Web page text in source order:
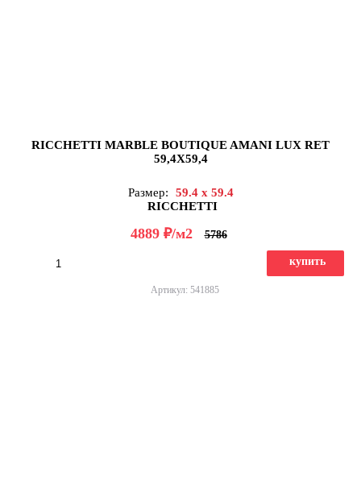
RICCHETTI MARBLE BOUTIQUE AMANI LUX RET
59,4X59,4
Размер:
59.4 x 59.4
RICCHETTI
4889 д/м2 5786
купить
Артикул: 541885